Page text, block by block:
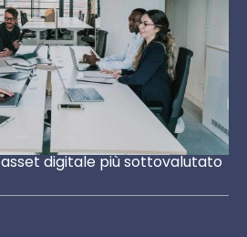
digitale più sottovalutato